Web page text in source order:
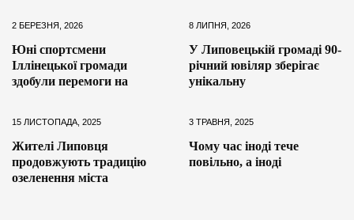
2 БЕРЕЗНЯ, 2026
Юні спортсмени
Іллінецької громади
здобули перемоги на
8 ЛИПНЯ, 2026
У Липовецькій громаді 90-
річний ювіляр зберігає
унікальну
15 ЛИСТОПАДА, 2025
Жителі Липовця
продовжують традицію
озеленення міста
3 ТРАВНЯ, 2025
Чому час іноді тече
повільно, а іноді